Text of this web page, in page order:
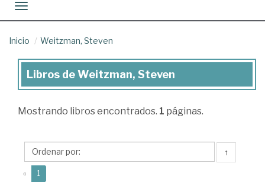
Toggle navigation
Inicio Weitzman, Steven
Libros
Weitzman,
Libros de Weitzman, Steven
Mostrando libros encontrados. 1 páginas.
↑
« 1